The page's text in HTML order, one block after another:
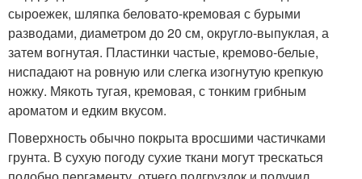
сыроежек, шляпка беловато-кремовая с бурыми
разводами, диаметром до 20 см, округло-выпуклая, а
затем вогнутая. Пластинки частые, кремово-белые,
ниспадают на ровную или слегка изогнутую крепкую
ножку. Мякоть тугая, кремовая, с тонким грибным
ароматом и едким вкусом.
Поверхность обычно покрыта вросшими частичками
грунта. В сухую погоду сухие ткани могут трескаться